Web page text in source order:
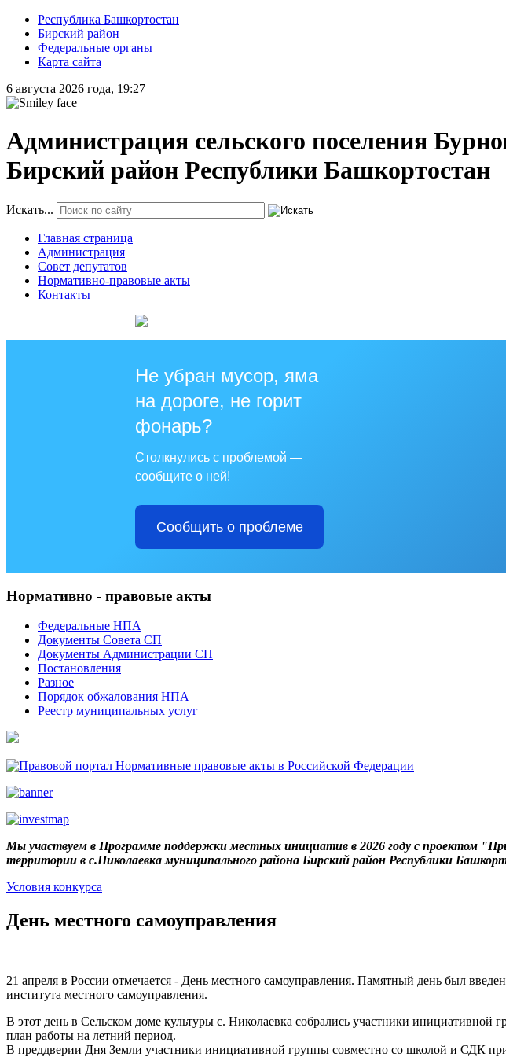
Республика Башкортостан
Бирский район
Федеральные органы
Карта сайта
6 августа 2026 года, 19:27
Администрация сельского поселения
Бирский район Республики Башкортостан
Искать...
Главная страница
Администрация
Совет депутатов
Нормативно-правовые акты
Контакты
Не убран мусор, яма
на дороге, не горит
фонарь?
Столкнулись с проблемой —
сообщите о ней!
Сообщить о проблеме
Нормативно - правовые акты
Федеральные НПА
Документы Совета СП
Документы Администрации СП
Постановления
Разное
Порядок обжалования НПА
Реестр муниципальных услуг
Мы участвуем в Программе поддержки местных инициатив в 2026 году с проектом
территории в с.Николаевка муниципального района Бирский район Республики
Условия конкурса
День местного самоуправления
21 апреля в России отмечается - День местного самоуправления. Памятный день был
института местного самоуправления.
В этот день в Сельском доме культуры с. Николаевка собрались участники инициативной
план работы на летний период.
В преддверии Дня Земли участники инициативной группы совместно со школой и СДК